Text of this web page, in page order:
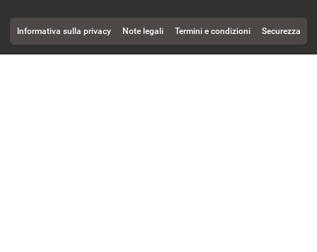
Informativa sulla privacy Note legali Termini e condizioni Securezza